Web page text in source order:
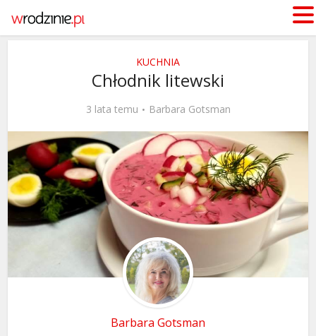
KUCHNIA
Chłodnik litewski
3 lata temu Barbara Gotsman
Barbara Gotsman